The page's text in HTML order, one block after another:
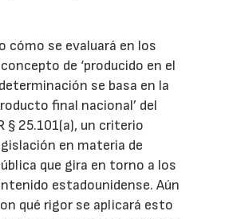
cómo se evaluará en los
de ‘producido en el
se basa en la
final nacional’ del
§ 25.101(a), un criterio
en materia de
que gira en torno a los
estadounidense. Aún
qué rigor se aplicará esto